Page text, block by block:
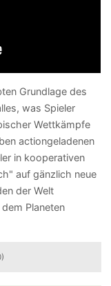
Grundlage des
was Spieler
Wettkämpfe
actiongeladenen
in kooperativen
auf gänzlich neue
der Welt
Planeten